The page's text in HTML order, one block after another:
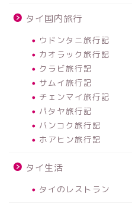
タイ国内旅行
ウドンタニ旅行記
カオラック旅行記
クラビ旅行記
サムイ旅行記
チェンマイ旅行記
パタヤ旅行記
バンコク旅行記
ホアヒン旅行記
タイ生活
タイのレストラン